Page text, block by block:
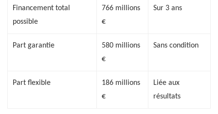
Financement total
possible
766 millions
€
Sur 3 ans
Part garantie
580 millions
€
Sans condition
Part flexible
186 millions
€
Liée aux
résultats